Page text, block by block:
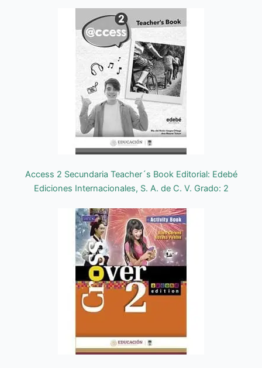
Access 2 Secundaria Teacher´s Book Editorial: Edebé
Ediciones Internacionales, S. A. de C. V. Grado: 2